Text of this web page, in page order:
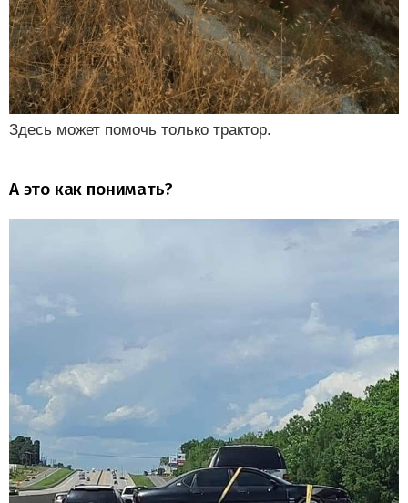
Здесь может помочь только трактор.
А это как понимать?